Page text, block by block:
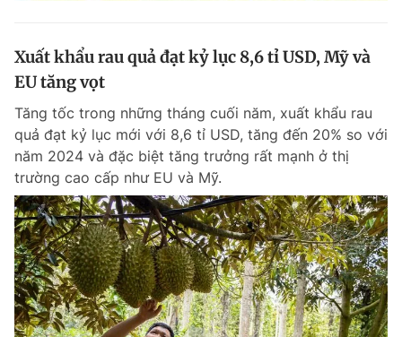
Xuất khẩu rau quả đạt kỷ lục 8,6 tỉ USD, Mỹ và
EU tăng vọt
Tăng tốc trong những tháng cuối năm, xuất khẩu rau
quả đạt kỷ lục mới với 8,6 tỉ USD, tăng đến 20% so với
năm 2024 và đặc biệt tăng trưởng rất mạnh ở thị
trường cao cấp như EU và Mỹ.